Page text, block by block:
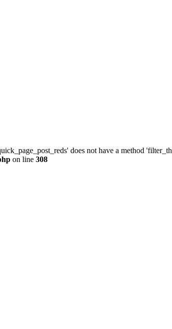
does not have a method
on line 308